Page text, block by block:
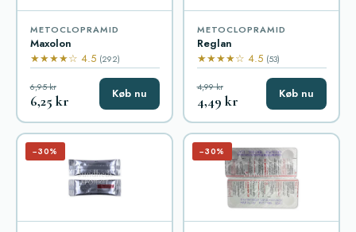
METOCLOPRAMID
Maxolon
★★★★☆ 4.5 (292)
6,95 kr
6,25 kr Køb nu
METOCLOPRAMID
Reglan
★★★★☆ 4.5 (53)
4,99 kr
4,49 kr Køb nu
−30% −30%